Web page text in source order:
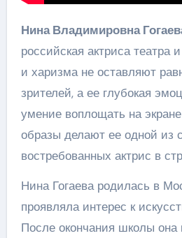
Нина Владимировна
российская актриса театра
и харизма не оставляют
зрителей, а ее глубокая
умение воплощать на
образы делают ее одной из
востребованных актрис в
Нина Гогаева родилась в
проявляла интерес к
После окончания школы она